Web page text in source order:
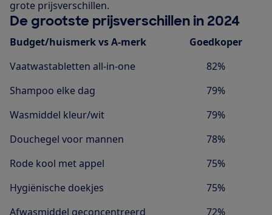
grote prijsverschillen.
De grootste prijsverschillen in 2024
Budget/huismerk vs A-merk
Goedkoper
Vaatwastabletten all-in-one
82%
Shampoo elke dag
79%
Wasmiddel kleur/wit
79%
Douchegel voor mannen
78%
Rode kool met appel
75%
Hygiënische doekjes
75%
Afwasmiddel geconcentreerd
72%